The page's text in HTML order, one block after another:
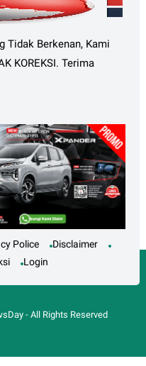
Tidak Berkenan, Kami
KOREKSI. Terima
Police
Disclaimer
Login
- All Rights Reserved